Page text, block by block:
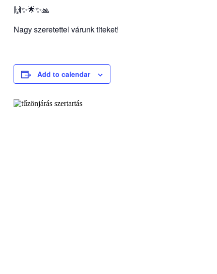
🙌✨🌟✨🙏
Nagy szeretettel várunk titeket!
Add to calendar